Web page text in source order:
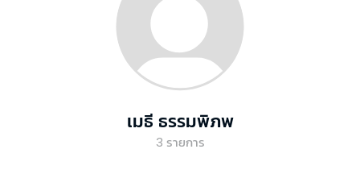
เมธี ธรรมพิภพ
3 รายการ